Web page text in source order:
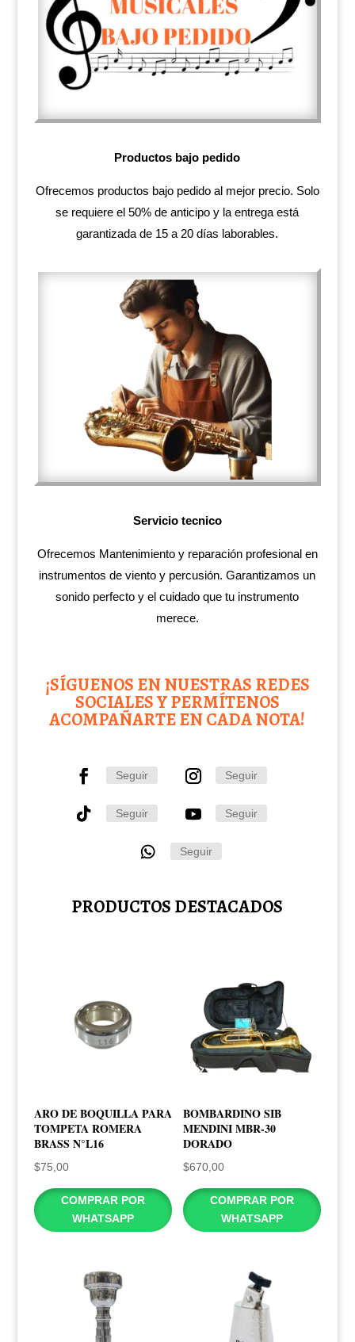
Productos bajo pedido
Ofrecemos productos bajo pedido al mejor precio. Solo
se requiere el 50% de anticipo y la entrega está
garantizada de 15 a 20 días laborables.
Servicio tecnico
Ofrecemos Mantenimiento y reparación profesional en
instrumentos de viento y percusión. Garantizamos un
sonido perfecto y el cuidado que tu instrumento
merece.
¡SÍGUENOS EN NUESTRAS REDES
SOCIALES Y PERMÍTENOS
ACOMPAÑARTE EN CADA NOTA!
Seguir Seguir
Seguir Seguir
Seguir
PRODUCTOS DESTACADOS
ARO DE BOQUILLA PARA
TOMPETA ROMERA
BRASS N°L16
$75,00
COMPRAR POR
WHATSAPP
BOMBARDINO SIB
MENDINI MBR-30
DORADO
$670,00
COMPRAR POR
WHATSAPP